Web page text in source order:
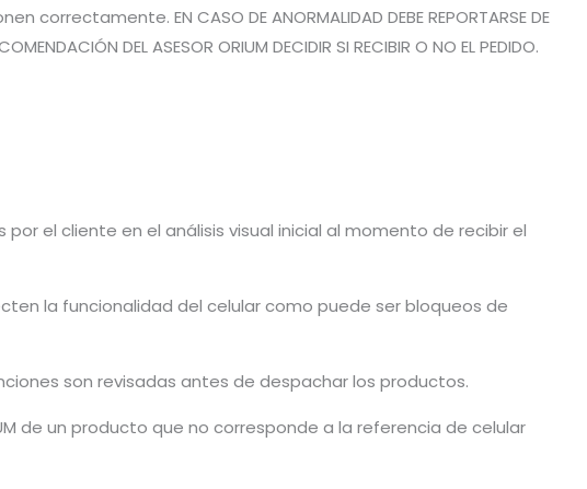
EN CASO DE ANORMALIDAD DEBE REPORTARSE DE
DEL ASESOR ORIUM DECIDIR SI RECIBIR O NO EL PEDIDO.
el cliente en el análisis visual inicial al momento de recibir el
la funcionalidad del celular como puede ser bloqueos de
son revisadas antes de despachar los productos.
de un producto que no corresponde a la referencia de celular